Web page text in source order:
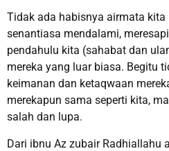
Tidak ada habisnya airmata kita
senantiasa mendalami,
pendahulu kita (sahabat dan
mereka yang luar biasa. Begitu
keimanan dan ketaqwaan
merekapun sama seperti kita,
salah dan lupa.
Dari ibnu Az zubair Radhiallahu